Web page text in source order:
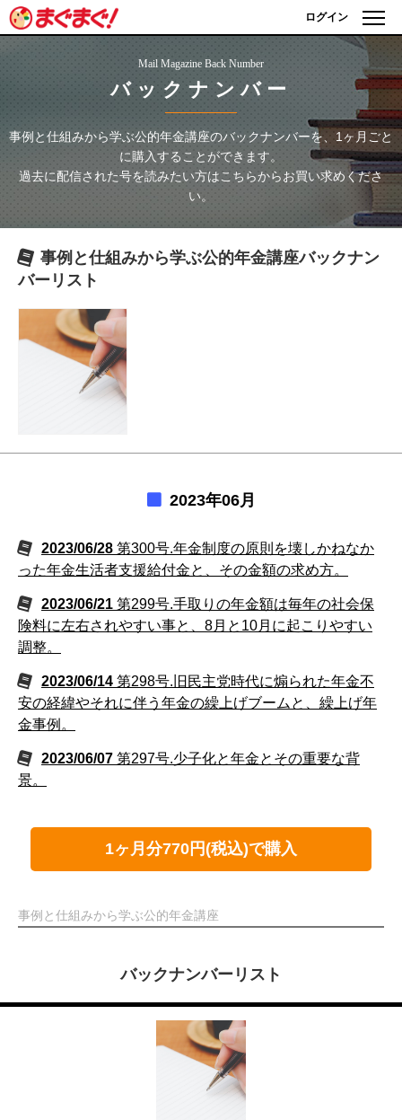
ログイン
Mail Magazine Back Number
バックナンバー
事例と仕組みから学ぶ公的年金講座のバックナンバーを、1ヶ月ごと
に購入することができます。
過去に配信された号を読みたい方はこちらからお買い求めくださ
い。
事例と仕組みから学ぶ公的年金講座バックナン
バーリスト
2023年06月
2023/06/28 第300号.年金制度の原則を壊しかねなか
った年金生活者支援給付金と、その金額の求め方。
2023/06/21 第299号.手取りの年金額は毎年の社会保
険料に左右されやすい事と、8月と10月に起こりやすい
調整。
2023/06/14 第298号.旧民主党時代に煽られた年金不
安の経緯やそれに伴う年金の繰上げブームと、繰上げ年
金事例。
2023/06/07 第297号.少子化と年金とその重要な背
景。
1ヶ月分770円(税込)で購入
事例と仕組みから学ぶ公的年金講座
バックナンバーリスト